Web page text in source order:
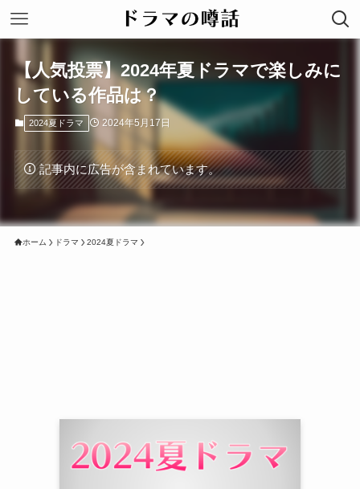
【人気投票】2024年夏ドラマで楽しみに
している作品は？
2024夏ドラマ 2024年5月17日
記事内に広告が含まれています。
ホーム ドラマ 2024夏ドラマ